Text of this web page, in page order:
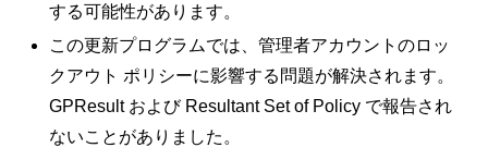
する可能性があります。
この更新プログラムでは、管理者アカウントのロッ
クアウト ポリシーに影響する問題が解決されます。
GPResult および Resultant Set of Policy で報告され
ないことがありました。